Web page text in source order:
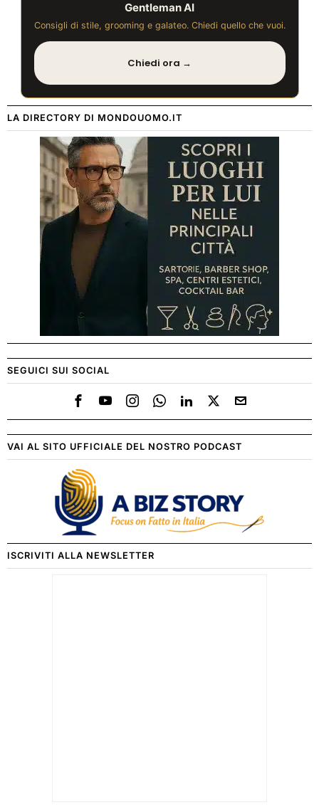
Gentleman AI
Consigli di stile, grooming e galateo. Chiedi quello che vuoi.
Chiedi ora →
LA DIRECTORY DI MONDOUOMO.IT
SEGUICI SUI SOCIAL
VAI AL SITO UFFICIALE DEL NOSTRO PODCAST
ISCRIVITI ALLA NEWSLETTER